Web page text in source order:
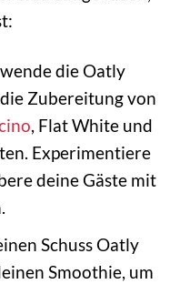
die Oatly
Zubereitung von
, Flat White und
Experimentiere
deine Gäste mit
Schuss Oatly
Smoothie, um